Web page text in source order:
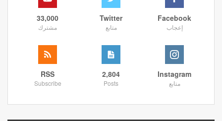
Facebook
إعجاب
Twitter
متابع
33,000
مشترك
Instagram
متابع
2,804
Posts
RSS
Subscribe